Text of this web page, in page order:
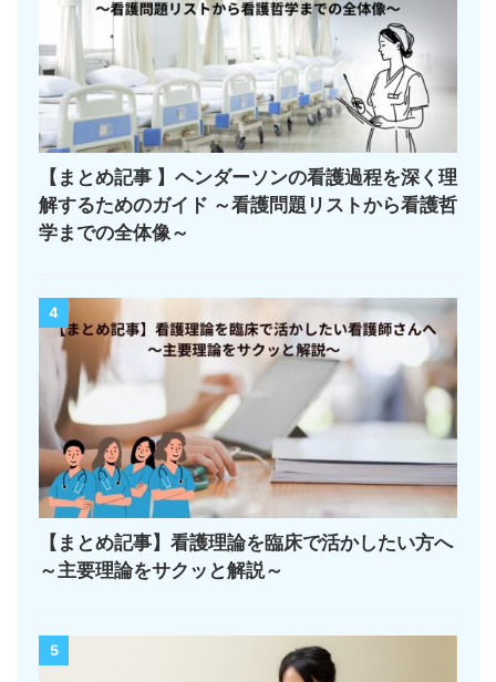
【まとめ記事 】ヘンダーソンの看護過程を深く理
解するためのガイド ～看護問題リストから看護哲
学までの全体像～
4
【まとめ記事】看護理論を臨床で活かしたい方へ
～主要理論をサクッと解説～
5